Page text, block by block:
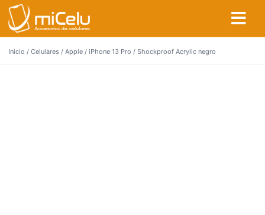
Inicio / Celulares / Apple / iPhone 13 Pro / Shockproof Acrylic negro